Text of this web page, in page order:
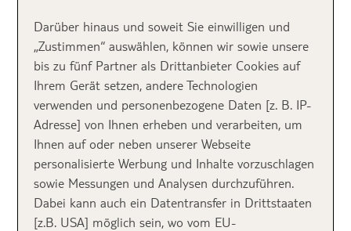
Hotel ab. Deshalb ist die richtige Hotelauswahl zu
Beginn entscheidend. Gibt es zu viele Möglichkeiten,
ist die Entscheidung umso schwieriger. In dem Fall
helfen oft die Gästebewertungen: Sehr beliebte und
gut bewertete Hotels sind leicht zu entlarven. Wir
haben für euch eineTop 10 Liste Beste Hotels
Türkeizusammengestellt und zusätzlich die
Gewinner der TUI Global Hotel Awards Top 100
Hotels 2025 präsentiert.So könnt ihr komfortable
Zimmer, hervorragenden Service, leckeres Essen und
noch vieles mehr in jedem Falle genießen 🙂
Darüber hinaus und soweit Sie einwilligen und
„Zustimmen“ auswählen, können wir sowie unsere
bis zu fünf Partner als Drittanbieter Cookies auf
Ihrem Gerät setzen, andere Technologien
verwenden und personenbezogene Daten [z. B. IP-
Adresse] von Ihnen erheben und verarbeiten, um
Ihnen auf oder neben unserer Webseite
personalisierte Werbung und Inhalte vorzuschlagen
sowie Messungen und Analysen durchzuführen.
Dabei kann auch ein Datentransfer in Drittstaaten
[z.B. USA] möglich sein, wo vom EU-